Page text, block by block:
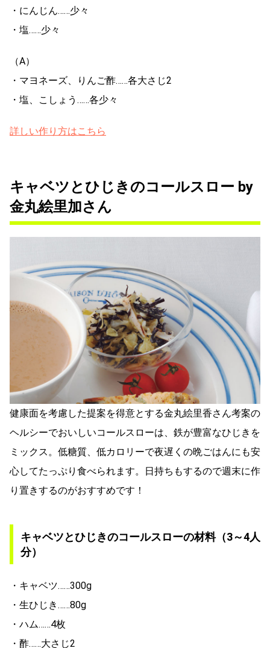
・にんじん……少々
・塩……少々
（A）
・マヨネーズ、りんご酢……各大さじ2
・塩、こしょう……各少々
詳しい作り方はこちら
キャベツとひじきのコールスロー by
金丸絵里加さん
健康面を考慮した提案を得意とする金丸絵里香さん考案の
ヘルシーでおいしいコールスローは、鉄が豊富なひじきを
ミックス。低糖質、低カロリーで夜遅くの晩ごはんにも安
心してたっぷり食べられます。日持ちもするので週末に作
り置きするのがおすすめです！
キャベツとひじきのコールスローの材料（3～4人
分）
・キャベツ……300g
・生ひじき……80g
・ハム……4枚
・酢……大さじ2